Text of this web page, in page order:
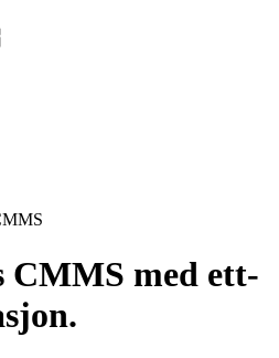
CMMS med ett-